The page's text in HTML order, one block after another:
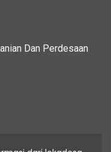
Dan Perdesaan